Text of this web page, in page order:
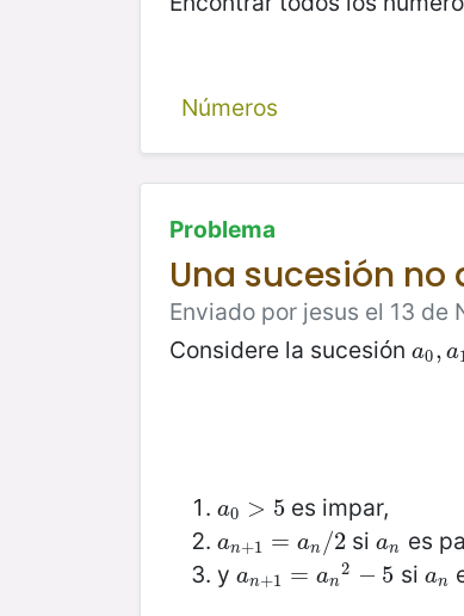
Números
Problema
Una sucesión
Enviado por jesus el 13 de
Considere la sucesión a0, a
a0,a1
a0 > 5
a0 >5 es impar,
an+1 = an /2
an+1 =an/2 sian
an es
y an+1 = an
2 − 5
an+1 =an2−5 si an
an